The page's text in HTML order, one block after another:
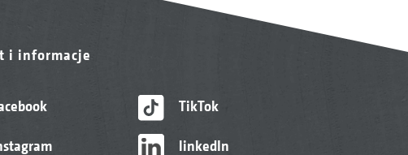
i informacje
TikTok
linkedIn